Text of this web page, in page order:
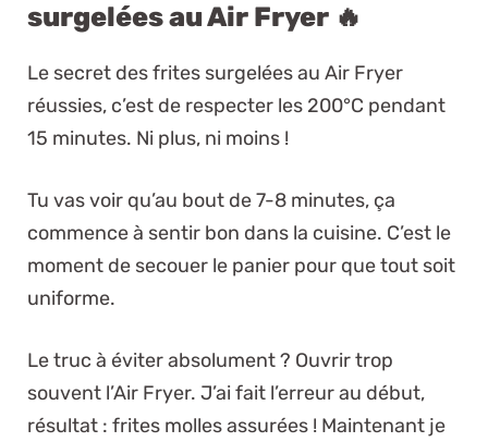
surgelées au Air Fryer 🔥
Le secret des frites surgelées au Air Fryer
réussies, c’est de respecter les 200°C pendant
15 minutes. Ni plus, ni moins !
Tu vas voir qu’au bout de 7-8 minutes, ça
commence à sentir bon dans la cuisine. C’est le
moment de secouer le panier pour que tout soit
uniforme.
Le truc à éviter absolument ? Ouvrir trop
souvent l’Air Fryer. J’ai fait l’erreur au début,
résultat : frites molles assurées ! Maintenant je